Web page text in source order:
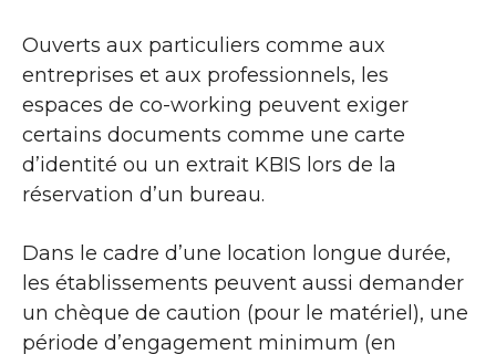
Ouverts aux particuliers comme aux
entreprises et aux professionnels, les
espaces de co-working peuvent exiger
certains documents comme une carte
d’identité ou un extrait KBIS lors de la
réservation d’un bureau.
Dans le cadre d’une location longue durée,
les établissements peuvent aussi demander
un chèque de caution (pour le matériel), une
période d’engagement minimum (en